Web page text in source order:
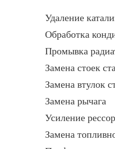
Удаление
Обработка
Промывка
Замена стоек
Замена втулок
Замена рычага
Усиление рессор
Замена